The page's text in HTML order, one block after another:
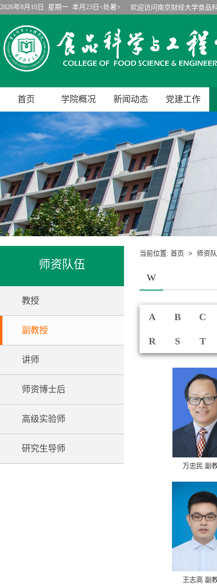
2026年8月10日 星期一 本月23日<处暑> 欢迎访问南京财经大学食品
首页 学院概况 新闻动态 党建工作
师资队伍
教授
副教授
讲师
师资博士后
高级实验师
研究生导师
当前位置: 首页 > 师资
W
A B C
R S T
万忠民 副
王志高 副